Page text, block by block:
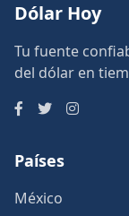
Dólar Hoy
Tu fuente
del dólar en
Países
México